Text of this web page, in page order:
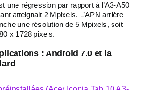
une régression par rapport à l’A3-A50
atteignait 2 Mpixels. L’APN arrière
une résolution de 5 Mpixels, soit
x 1728 pixels.
: Android 7.0 et la